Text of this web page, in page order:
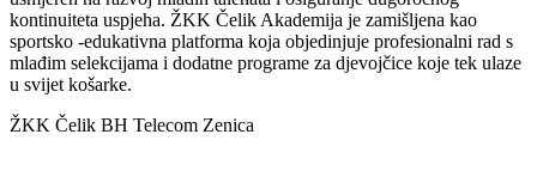
kontinuiteta uspjeha. ŽKK Čelik Akademija je zamišljena kao
sportsko -edukativna platforma koja objedinjuje profesionalni rad s
mlađim selekcijama i dodatne programe za djevojčice koje tek ulaze
u svijet košarke.
ŽKK Čelik BH Telecom Zenica